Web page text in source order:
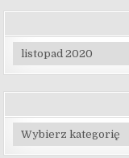
Archiwa
Kategorie